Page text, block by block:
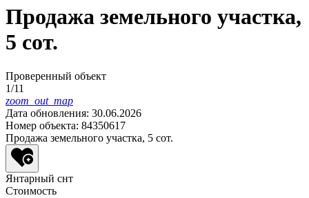
Продажа земельного участка,
5 сот.
Проверенный объект
1/11
zoom_out_map
Дата обновления: 30.06.2026
Номер объекта: 84350617
Продажа земельного участка, 5 сот.
Янтарный снт
Стоимость